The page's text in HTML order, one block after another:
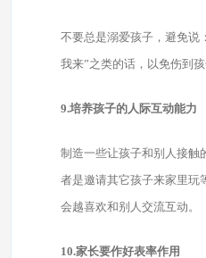
不要总是溺爱孩子，避免说
我来”之类的话，以免伤到孩
9.培养孩子的人际互动能力
制造一些让孩子和别人接触
者是邀请其它孩子来家里玩
会越喜欢和别人交流互动。
10.家长要作好表率作用